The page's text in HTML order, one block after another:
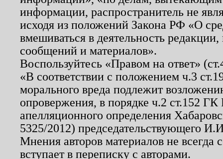
информации, распространитель не
исходя из положений Закона РФ «О
вмешиваться в деятельность
сообщений и материалов».
Воспользуйтесь «Правом на ответ»
«В соответствии с положением ч.3
морального вреда подлежит
опровержения, в порядке ч.2 ст.152
апелляционного определения
5325/2012) председательствующего
Мнения авторов материалов не
вступает в переписку с авторами.